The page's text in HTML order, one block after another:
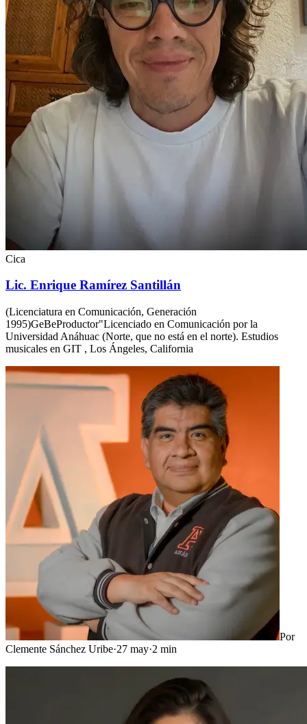
Cica
Lic. Enrique Ramírez Santillán
(Licenciatura en Comunicación, Generación
1995)GeBeProductor"Licenciado en Comunicación por la
Universidad Anáhuac (Norte, que no está en el norte). Estudios
musicales en GIT , Los Ángeles, California
Por
Clemente Sánchez Uribe·27 may·2 min